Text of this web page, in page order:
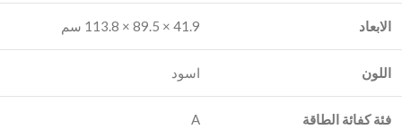
الابعاد 41.9 × 89.5 × 113.8 سم
اللون اسود
فئة كفائة الطاقة A